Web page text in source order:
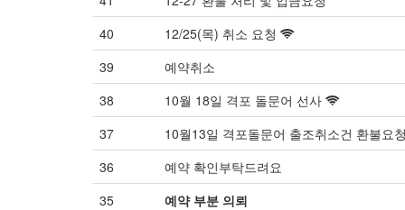
40
12/25(목) 취소 요청
39
예약취소
38
10월 18일 격포 돌문어 선사
37
10월13일 격포돌문어 출조취소건 환불요
36
예약 확인부탁드려요
35
예약 부분 의뢰